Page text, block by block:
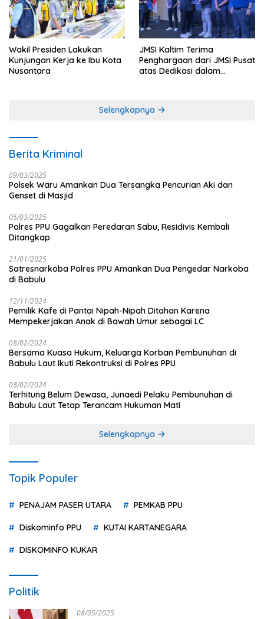
Wakil Presiden Lakukan
Kunjungan Kerja ke Ibu Kota
Nusantara
JMSI Kaltim Terima
Penghargaan dari JMSI Pusat
atas Dedikasi dalam
Selengkapnya
Berita Kriminal
09/03/2025
Polsek Waru Amankan Dua Tersangka Pencurian Aki dan
Genset di Masjid
05/03/2025
Polres PPU Gagalkan Peredaran Sabu, Residivis Kembali
Ditangkap
21/01/2025
Satresnarkoba Polres PPU Amankan Dua Pengedar Narkoba
di Babulu
12/11/2024
Pemilik Kafe di Pantai Nipah-Nipah Ditahan Karena
Mempekerjakan Anak di Bawah Umur sebagai LC
08/02/2024
Bersama Kuasa Hukum, Keluarga Korban Pembunuhan di
Babulu Laut Ikuti Rekontruksi di Polres PPU
08/02/2024
Terhitung Belum Dewasa, Junaedi Pelaku Pembunuhan di
Babulu Laut Tetap Terancam Hukuman Mati
Selengkapnya
Topik Populer
PENAJAM PASER UTARA PEMKAB PPU
Diskominfo PPU KUTAI KARTANEGARA
DISKOMINFO KUKAR
Politik
08/05/2025